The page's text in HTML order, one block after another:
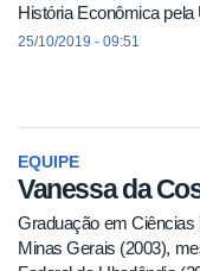
História Econômica
(2009).
25/10/2019 - 09:51
EQUIPE
Vanessa da
Graduação em
Minas Gerais (2003),